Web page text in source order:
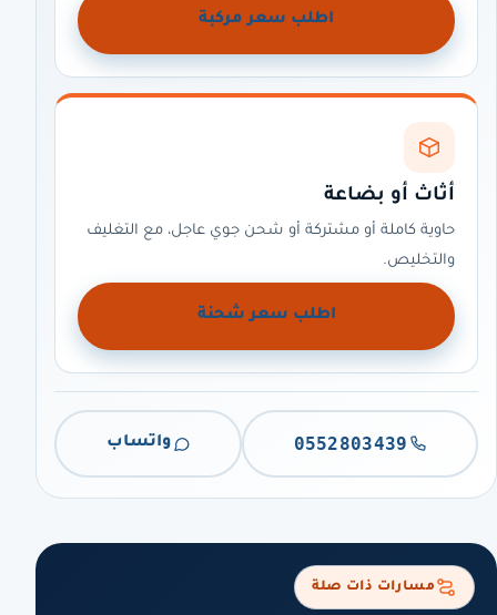
اطلب سعر مركبة
أثاث أو بضاعة
حاوية كاملة أو مشتركة أو شحن جوي عاجل، مع التغليف
والتخليص.
اطلب سعر شحنة
0552803439 واتساب
مسارات ذات صلة